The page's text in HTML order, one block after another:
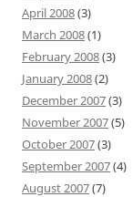
April 2008(3)
March 2008(1)
February 2008(3)
January 2008(2)
December 2007(3)
November 2007(5)
October 2007(3)
September 2007(4)
August 2007(7)